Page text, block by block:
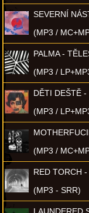
SEVERNÍ
(MP3 /
PALMA -
(MP3 /
DĚTI DEŠTĚ
(MP3 /
(MP3 /
RED TORCH
(MP3 - SRR)